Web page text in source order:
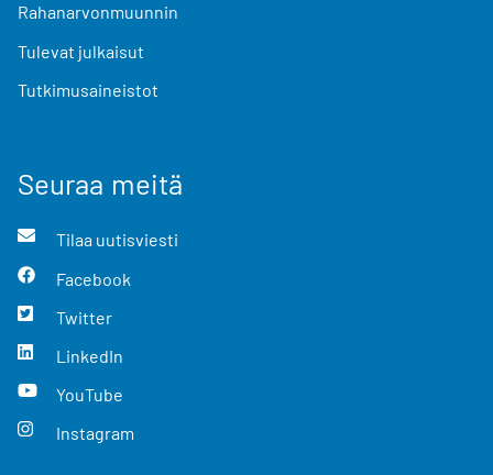
Rahanarvonmuunnin
Tulevat julkaisut
Tutkimusaineistot
Seuraa meitä
Tilaa uutisviesti
Facebook
Twitter
LinkedIn
YouTube
Instagram